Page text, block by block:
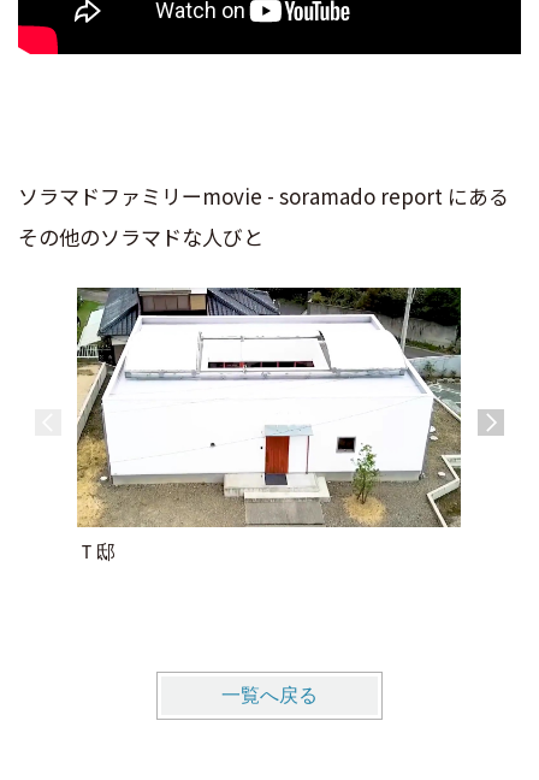
ソラマドファミリーmovie - soramado report にある
その他のソラマドな人びと
Ｔ邸
一覧へ戻る